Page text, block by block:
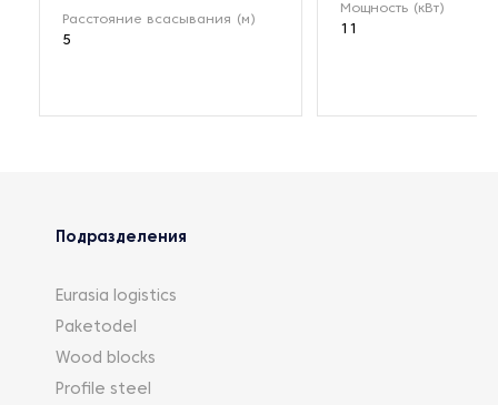
Расстояние всасывания (м)
5
Мощность (кВт)
11
Подразделения
Eurasia logistics
Paketodel
Wood blocks
Profile steel